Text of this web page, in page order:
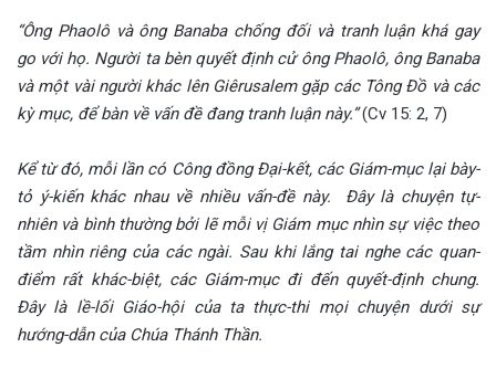
“Ông Phaolô và ông Banaba chống đối và tranh luận khá gay
go với họ. Người ta bèn quyết định cử ông Phaolô, ông Banaba
và một vài người khác lên Giêrusalem gặp các Tông Đồ và các
kỳ mục, để bàn về vấn đề đang tranh luận này.”(Cv 15: 2, 7)
Kể từ đó, mỗi lần có Công đồng Đại-kết, các Giám-mục lại bày-
tỏ ý-kiến khác nhau về nhiều vấn-đề này. Đây là chuyện tự-
nhiên và bình thường bởi lẽ mỗi vị Giám mục nhìn sự việc theo
tầm nhìn riêng của các ngài. Sau khi lắng tai nghe các quan-
điểm rất khác-biệt, các Giám-mục đi đến quyết-định chung.
Đây là lề-lối Giáo-hội của ta thực-thi mọi chuyện dưới sự
hướng-dẫn của Chúa Thánh Thần.